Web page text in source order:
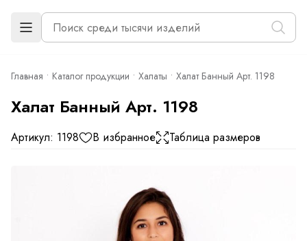
Главная Каталог продукции Халаты Халат Банный Арт. 1198
Халат Банный Арт. 1198
Артикул: 1198 В избранное Таблица размеров